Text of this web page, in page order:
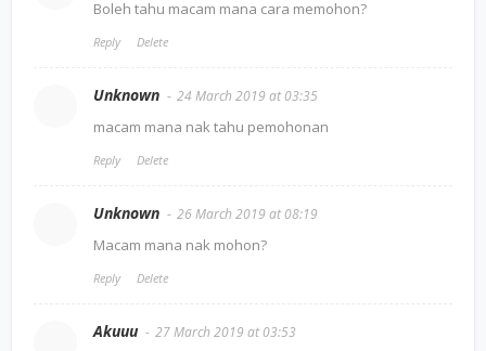
Boleh tahu macam mana cara memohon?
Reply Delete
Unknown 24 March 2019 at 03:35
macam mana nak tahu pemohonan
Reply Delete
Unknown 26 March 2019 at 08:19
Macam mana nak mohon?
Reply Delete
Akuuu 27 March 2019 at 03:53